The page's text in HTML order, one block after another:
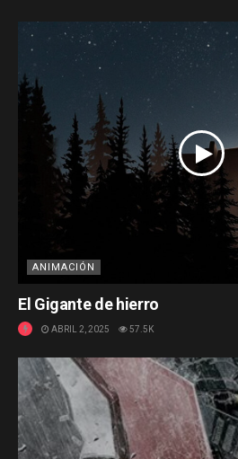
ANIMACIÓN
El Gigante de hierro
ABRIL 2, 2025 57.5K